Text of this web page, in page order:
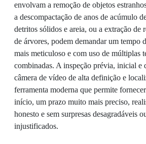
envolvam a remoção de objetos
a descompactação de anos de acúmulo
detritos sólidos e areia, ou a extração de
de árvores, podem demandar um tempo
mais meticuloso e com uso de múltiplas
combinadas. A inspeção prévia, inicial e
câmera de vídeo de alta definição e
ferramenta moderna que permite
início, um prazo muito mais preciso,
honesto e sem surpresas desagradáveis
injustificados.